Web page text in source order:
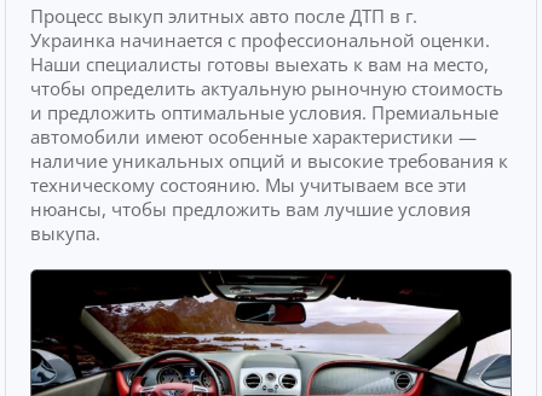
Процесс выкуп элитных авто после ДТП в г.
Украинка начинается с профессиональной оценки.
Наши специалисты готовы выехать к вам на место,
чтобы определить актуальную рыночную стоимость
и предложить оптимальные условия. Премиальные
автомобили имеют особенные характеристики —
наличие уникальных опций и высокие требования к
техническому состоянию. Мы учитываем все эти
нюансы, чтобы предложить вам лучшие условия
выкупа.